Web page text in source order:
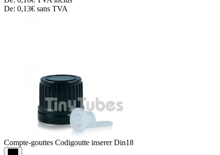
De: 0,13€ sans TVA
Compte-gouttes Codigoutte inserer Din18